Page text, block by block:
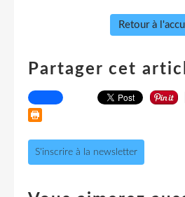
Retour à
Partager cet
S'inscrire à la newsletter